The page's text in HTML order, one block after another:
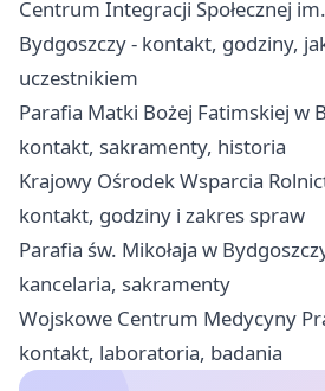
Centrum Integracji Społecznej
Bydgoszczy - kontakt, godziny,
uczestnikiem
Parafia Matki Bożej Fatimskiej w
kontakt, sakramenty, historia
Krajowy Ośrodek Wsparcia
kontakt, godziny i zakres spraw
Parafia św. Mikołaja w
kancelaria, sakramenty
Wojskowe Centrum Medycyny
kontakt, laboratoria, badania